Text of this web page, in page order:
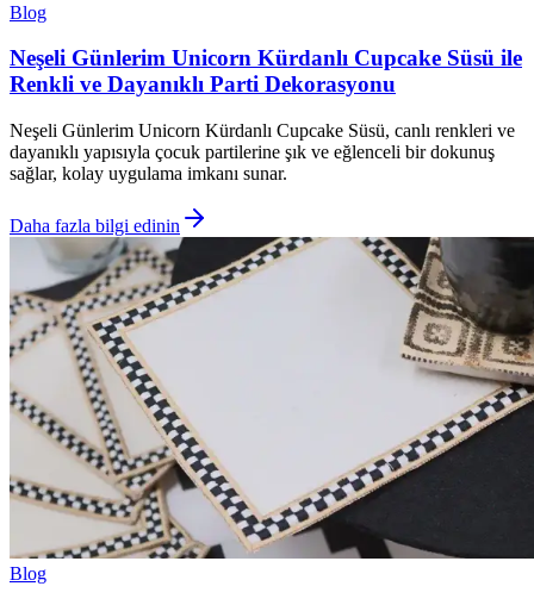
Blog
Neşeli Günlerim Unicorn Kürdanlı Cupcake Süsü ile
Renkli ve Dayanıklı Parti Dekorasyonu
Neşeli Günlerim Unicorn Kürdanlı Cupcake Süsü, canlı renkleri ve
dayanıklı yapısıyla çocuk partilerine şık ve eğlenceli bir dokunuş
sağlar, kolay uygulama imkanı sunar.
Daha fazla bilgi edinin
Blog